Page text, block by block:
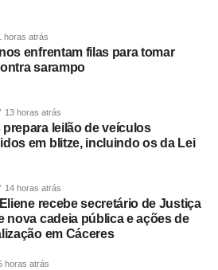
dos suspeitos com o
de equipes da Regional de
Metropolitana, que atuaram
dos mandados judiciais.
para identificar outros
criminosa e aprofundar a
ao tráfico de drogas e
município.
horas atrás
enfrentam filas para tomar
sarampo
13 horas atrás
prepara leilão de veículos
em blitze, incluindo os da Lei
14 horas atrás
recebe secretário de Justiça
nova cadeia pública e ações de
em Cáceres
horas atrás